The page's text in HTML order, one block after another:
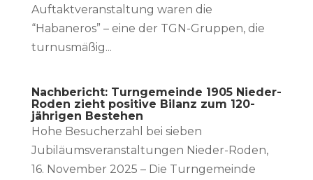
Auftaktveranstaltung waren die
“Habaneros” – eine der TGN-Gruppen, die
turnusmäßig...
Nachbericht: Turngemeinde 1905 Nieder-
Roden zieht positive Bilanz zum 120-
jährigen Bestehen
Hohe Besucherzahl bei sieben
Jubiläumsveranstaltungen Nieder-Roden,
16. November 2025 – Die Turngemeinde